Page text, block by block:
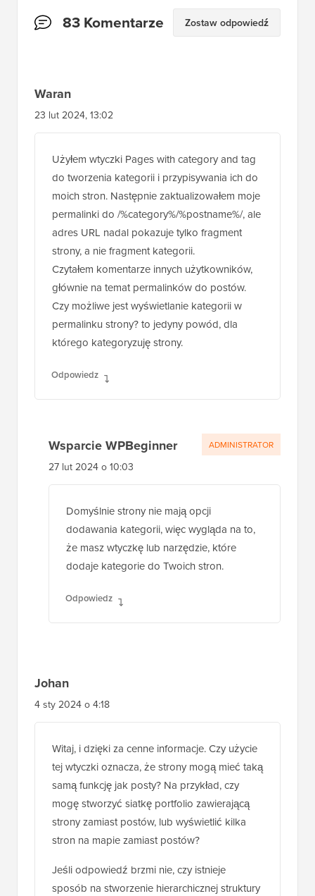
Interakcje
83 Komentarze Zostaw odpowiedź
Waran
23 lut 2024, 13:02
Użyłem wtyczki Pages with category and tag
do tworzenia kategorii i przypisywania ich do
moich stron. Następnie zaktualizowałem moje
permalinki do /%category%/%postname%/, ale
adres URL nadal pokazuje tylko fragment
strony, a nie fragment kategorii.
Czytałem komentarze innych użytkowników,
głównie na temat permalinków do postów.
Czy możliwe jest wyświetlanie kategorii w
permalinku strony? to jedyny powód, dla
którego kategoryzuję strony.
Odpowiedz
Wsparcie WPBeginner
27 lut 2024 o 10:03
Domyślnie strony nie mają opcji
dodawania kategorii, więc wygląda na to,
że masz wtyczkę lub narzędzie, które
dodaje kategorie do Twoich stron.
Odpowiedz
ADMINISTRATOR
Johan
4 sty 2024 o 4:18
Witaj, i dzięki za cenne informacje. Czy użycie
tej wtyczki oznacza, że strony mogą mieć taką
samą funkcję jak posty? Na przykład, czy
mogę stworzyć siatkę portfolio zawierającą
strony zamiast postów, lub wyświetlić kilka
stron na mapie zamiast postów?
Jeśli odpowiedź brzmi nie, czy istnieje
sposób na stworzenie hierarchicznej struktury